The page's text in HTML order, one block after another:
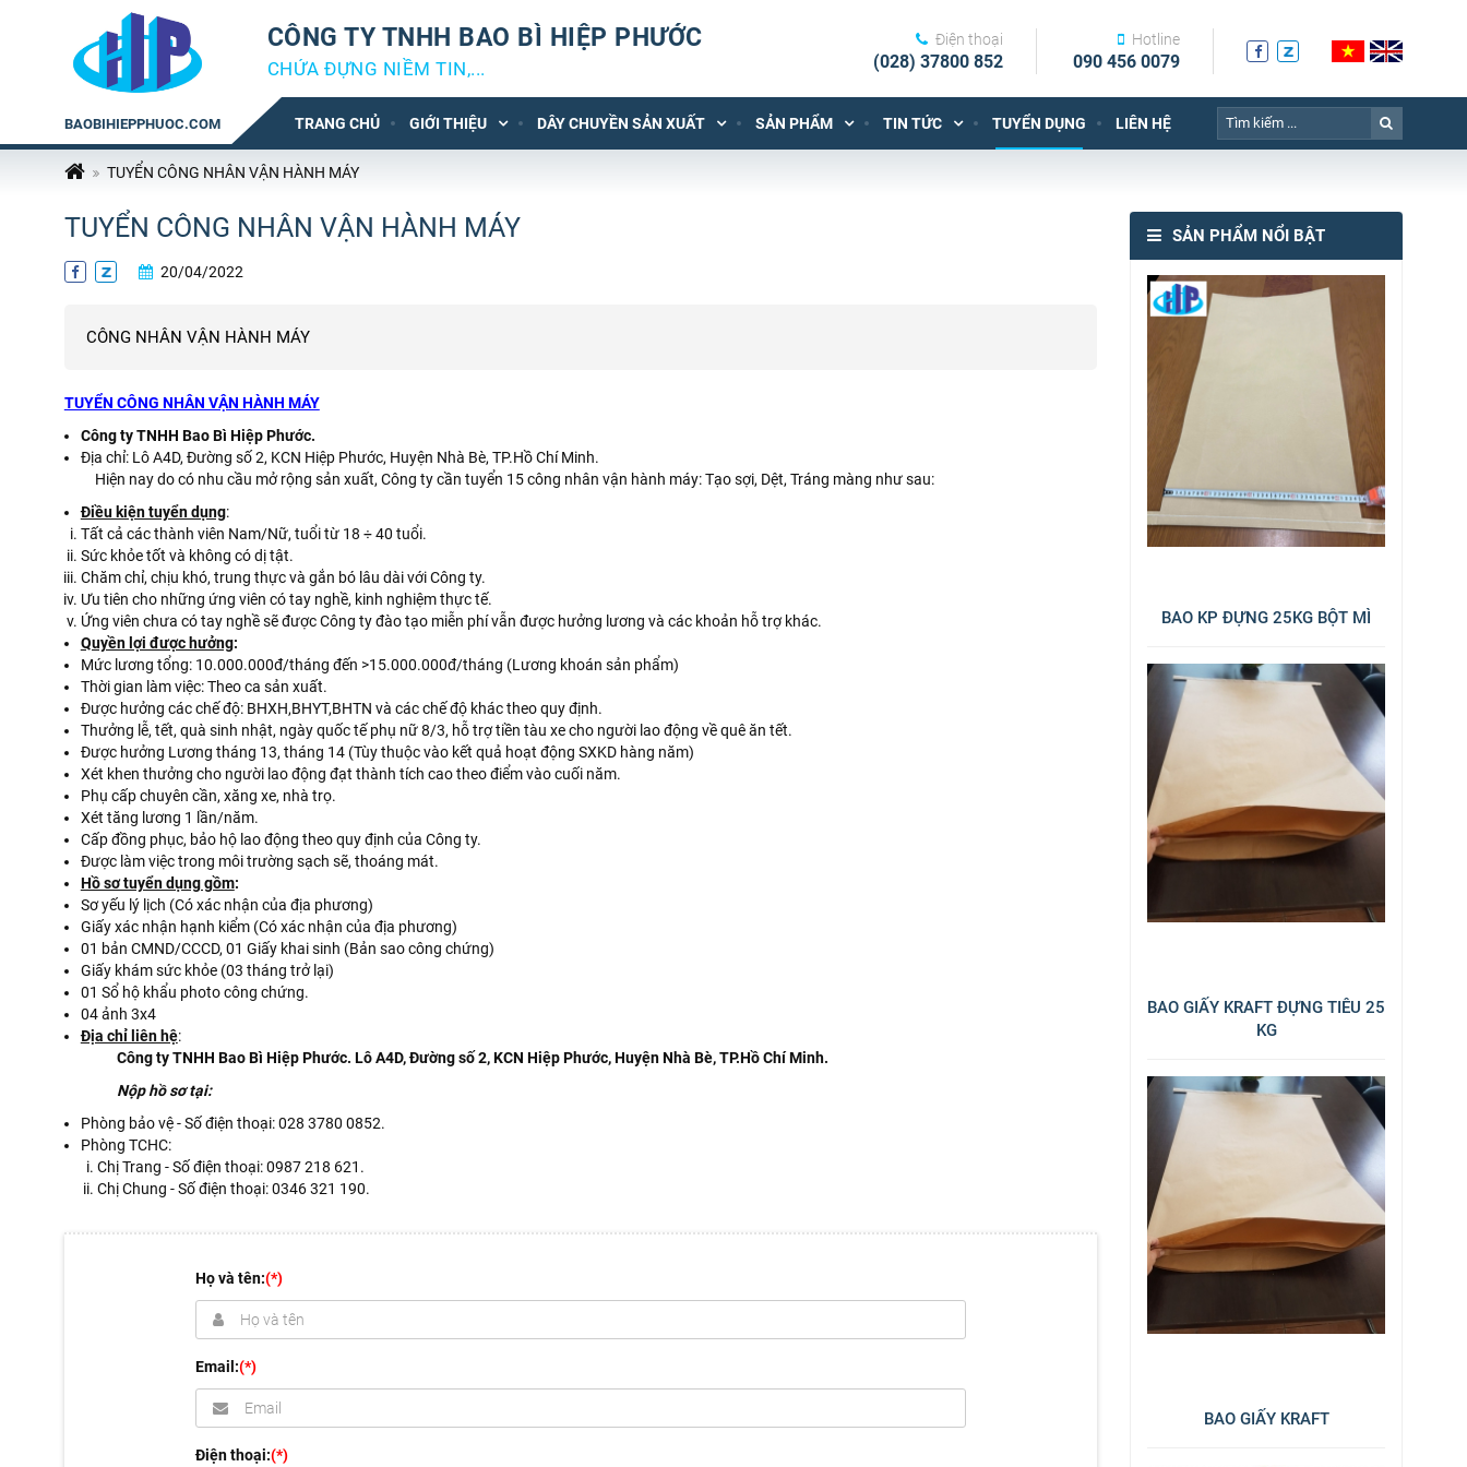
CÔNG TY TNHH BAO BÌ HIỆP PHƯỚC
CHỨA ĐỰNG NIỀM TIN,...
Điện thoại
(028) 37800 852
Hotline
090 456 0079
BAOBIHIEPPHUOC.COM TRANG CHỦ GIỚI THIỆU DÂY CHUYỀN SẢN XUẤT SẢN PHẨM TIN TỨC TUYỂN DỤNG LIÊN HỆ
TUYỂN CÔNG NHÂN VẬN HÀNH MÁY
TUYỂN CÔNG NHÂN VẬN HÀNH MÁY
20/04/2022
CÔNG NHÂN VẬN HÀNH MÁY
TUYỂN CÔNG NHÂN VẬN HÀNH MÁY
Công ty TNHH Bao Bì Hiệp Phước.
Địa chỉ: Lô A4D, Đường số 2, KCN Hiệp Phước, Huyện Nhà Bè, TP.Hồ Chí Minh.
Hiện nay do có nhu cầu mở rộng sản xuất, Công ty cần tuyển 15 công nhân vận hành máy: Tạo sợi, Dệt, Tráng màng như sau:
Điều kiện tuyển dụng:
Tất cả các thành viên Nam/Nữ, tuổi từ 18 ÷ 40 tuổi.
Sức khỏe tốt và không có dị tật.
Chăm chỉ, chịu khó, trung thực và gắn bó lâu dài với Công ty.
Ưu tiên cho những ứng viên có tay nghề, kinh nghiệm thực tế.
Ứng viên chưa có tay nghề sẽ được Công ty đào tạo miễn phí vẫn được hưởng lương và các khoản hỗ trợ khác.
Quyền lợi được hưởng:
Mức lương tổng: 10.000.000đ/tháng đến >15.000.000đ/tháng (Lương khoán sản phẩm)
Thời gian làm việc: Theo ca sản xuất.
Được hưởng các chế độ: BHXH,BHYT,BHTN và các chế độ khác theo quy định.
Thưởng lễ, tết, quà sinh nhật, ngày quốc tế phụ nữ 8/3, hỗ trợ tiền tàu xe cho người lao động về quê ăn tết.
Được hưởng Lương tháng 13, tháng 14 (Tùy thuộc vào kết quả hoạt động SXKD hàng năm)
Xét khen thưởng cho người lao động đạt thành tích cao theo điểm vào cuối năm.
Phụ cấp chuyên cần, xăng xe, nhà trọ.
Xét tăng lương 1 lần/năm.
Cấp đồng phục, bảo hộ lao động theo quy định của Công ty.
Được làm việc trong môi trường sạch sẽ, thoáng mát.
Hồ sơ tuyển dụng gồm:
Sơ yếu lý lịch (Có xác nhận của địa phương)
Giấy xác nhận hạnh kiểm (Có xác nhận của địa phương)
01 bản CMND/CCCD, 01 Giấy khai sinh (Bản sao công chứng)
Giấy khám sức khỏe (03 tháng trở lại)
01 Sổ hộ khẩu photo công chứng.
04 ảnh 3x4
Địa chỉ liên hệ:
Công ty TNHH Bao Bì Hiệp Phước. Lô A4D, Đường số 2, KCN Hiệp Phước, Huyện Nhà Bè, TP.Hồ Chí Minh.
Nộp hồ sơ tại:
Phòng bảo vệ - Số điện thoại: 028 3780 0852.
Phòng TCHC:
Chị Trang - Số điện thoại: 0987 218 621.
Chị Chung - Số điện thoại: 0346 321 190.
Họ và tên:(*)
Email:(*)
Điện thoại:(*)
SẢN PHẨM NỔI BẬT
BAO KP ĐỰNG 25KG BỘT MÌ
BAO GIẤY KRAFT ĐỰNG TIÊU 25
KG
BAO GIẤY KRAFT